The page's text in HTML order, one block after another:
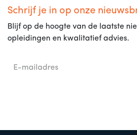
Schrijf je in op onze
Blijf op de hoogte van de laatste
opleidingen en kwalitatief advies.